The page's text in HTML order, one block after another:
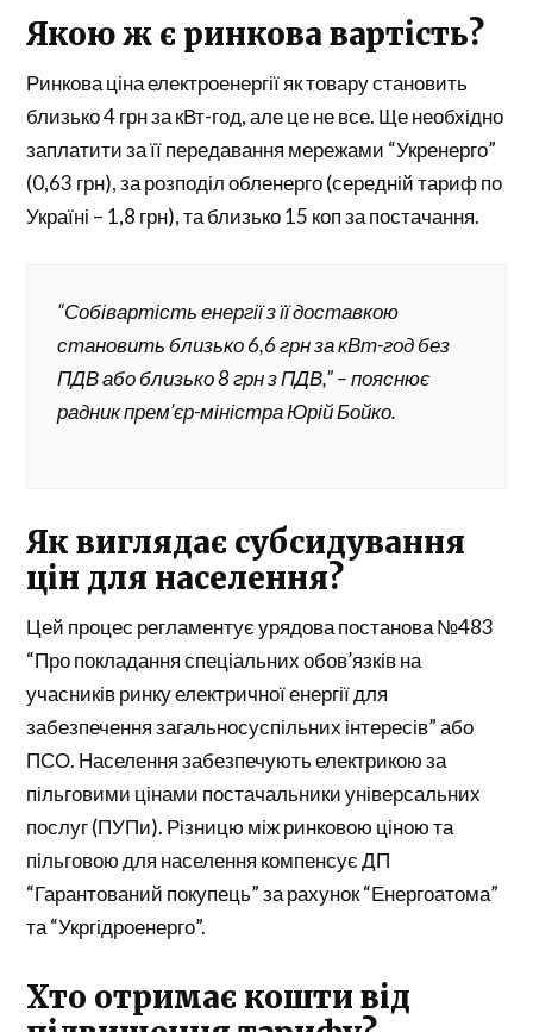
Якою ж є ринкова вартість?
Ринкова ціна електроенергії як товару становить
близько 4 грн за кВт-год, але це не все. Ще необхідно
заплатити за її передавання мережами “Укренерго”
(0,63 грн), за розподіл обленерго (середній тариф по
Україні – 1,8 грн), та близько 15 коп за постачання.
“Собівартість енергії з її доставкою
становить близько 6,6 грн за кВт-год без
ПДВ або близько 8 грн з ПДВ,” – пояснює
радник прем’єр-міністра Юрій Бойко.
Як виглядає субсидування
цін для населення?
Цей процес регламентує урядова постанова №483
“Про покладання спеціальних обов’язків на
учасників ринку електричної енергії для
забезпечення загальносуспільних інтересів” або
ПСО. Населення забезпечують електрикою за
пільговими цінами постачальники універсальних
послуг (ПУПи). Різницю між ринковою ціною та
пільговою для населення компенсує ДП
“Гарантований покупець” за рахунок “Енергоатома”
та “Укргідроенерго”.
Хто отримає кошти від